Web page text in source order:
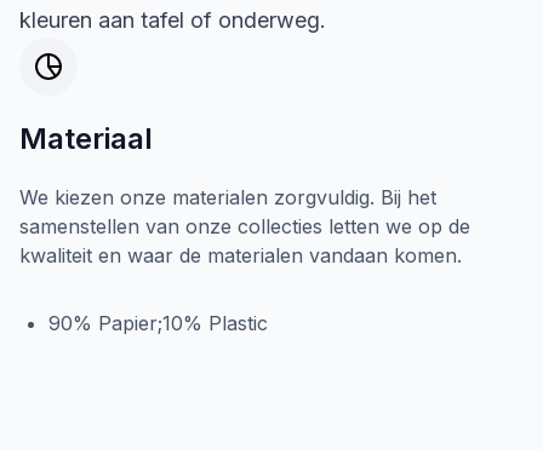
kleuren aan tafel of onderweg.
Materiaal
We kiezen onze materialen zorgvuldig. Bij het
samenstellen van onze collecties letten we op de
kwaliteit en waar de materialen vandaan komen.
90% Papier;10% Plastic